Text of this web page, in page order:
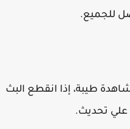
طيبة، إذا انقطع البث
تحديث.